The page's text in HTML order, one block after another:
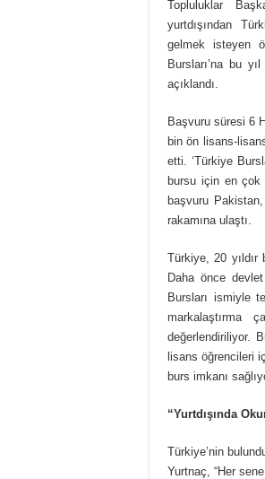
Topluluklar
yurtdışından
gelmek isteyen
Bursları’na bu
açıklandı.
Başvuru süresi 6
bin ön lisans-
etti. ‘Türkiye
bursu için en
başvuru
rakamına ulaştı.
Türkiye, 20 yıldır
Daha önce
Bursları ismiyle
markalaştırma
değerlendiriliyor.
lisans öğrencileri
burs imkanı
“Yurtdışında
Türkiye’nin
Yurtnaç, “Her